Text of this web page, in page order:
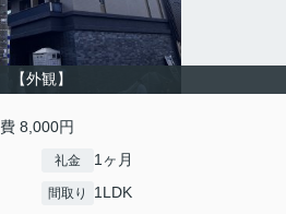
【外観】
8,000円
礼金 1ヶ月
間取り 1LDK